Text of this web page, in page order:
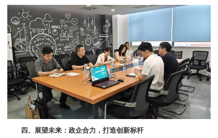
四、展望未来：政企合力，打造创新标杆